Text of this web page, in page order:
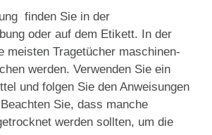
finden Sie in der
oder auf dem Etikett. In der
meisten Tragetücher maschinen-
werden. Verwenden Sie ein
und folgen Sie den Anweisungen
Sie, dass manche
werden sollten, um die